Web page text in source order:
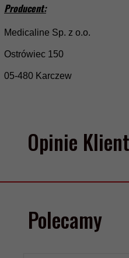
Producent:
Medicaline Sp. z o.o.
Ostrówiec 150
05-480 Karczew
Opinie
Polecamy